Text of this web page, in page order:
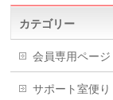
カテゴリー
会員専用ページ
サポート室便り